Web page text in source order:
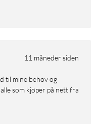
11 måneder siden
som kjøper på nett fra